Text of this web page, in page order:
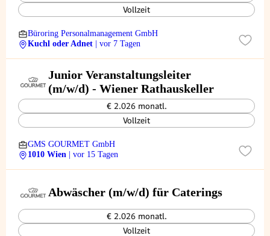
Vollzeit
Büroring Personalmanagement GmbH
Kuchl oder Adnet
| vor 7 Tagen
Junior Veranstaltungsleiter
(m/w/d) - Wiener Rathauskeller
€ 2.026 monatl.
Vollzeit
GMS GOURMET GmbH
1010 Wien
| vor 15 Tagen
Abwäscher (m/w/d) für Caterings
€ 2.026 monatl.
Vollzeit